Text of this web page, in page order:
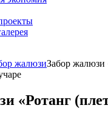
жалюзиЗабор жалюзи
«Ротанг